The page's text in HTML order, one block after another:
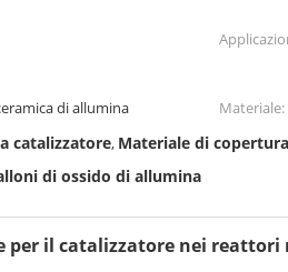
di allumina Materiale:
catalizzatore, Materiale di
di ossido di allumina
per il catalizzatore nei